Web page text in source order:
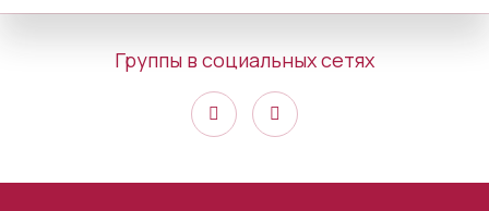
Группы в социальных сетях